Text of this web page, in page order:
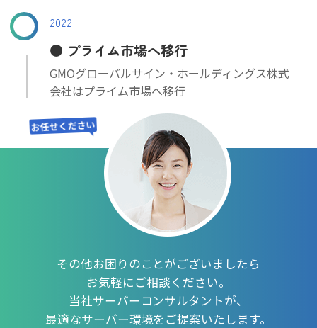
2022
プライム市場へ移行
GMOグローバルサイン・ホールディングス株式
会社はプライム市場へ移行
お任せください
その他お困りのことがございましたら
お気軽にご相談ください。
当社サーバーコンサルタントが、
最適なサーバー環境をご提案いたします。